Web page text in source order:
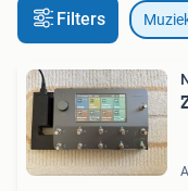
Filters